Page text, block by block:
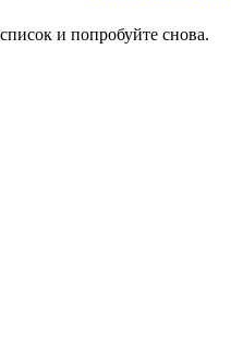
и попробуйте снова.